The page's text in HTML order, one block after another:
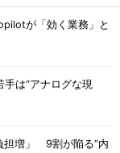
が「効く業務」と
は“アナログな現
担増」 9割が陥る“内